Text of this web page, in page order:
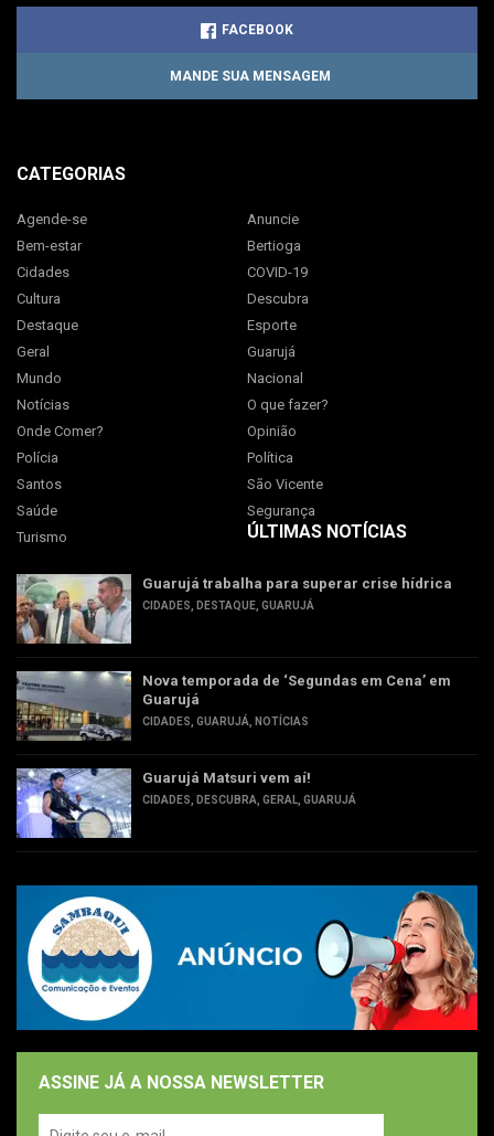
FACEBOOK
MANDE SUA MENSAGEM
CATEGORIAS
Agende-se
Anuncie
Bem-estar
Bertioga
Cidades
COVID-19
Cultura
Descubra
Destaque
Esporte
Geral
Guarujá
Mundo
Nacional
Notícias
O que fazer?
Onde Comer?
Opinião
Polícia
Política
Santos
São Vicente
Saúde
Segurança
Turismo
ÚLTIMAS NOTÍCIAS
Guarujá trabalha para superar crise hídrica
CIDADES DESTAQUE GUARUJÁ
Nova temporada de ‘Segundas em Cena’ em
Guarujá
CIDADES GUARUJÁ NOTÍCIAS
Guarujá Matsuri vem aí!
CIDADES DESCUBRA GERAL GUARUJÁ
ASSINE JÁ A NOSSA NEWSLETTER